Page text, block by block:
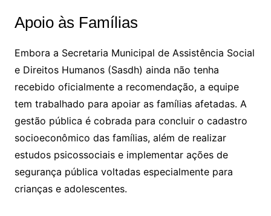
Apoio às Famílias
Embora a Secretaria Municipal de Assistência Social
e Direitos Humanos (Sasdh) ainda não tenha
recebido oficialmente a recomendação, a equipe
tem trabalhado para apoiar as famílias afetadas. A
gestão pública é cobrada para concluir o cadastro
socioeconômico das famílias, além de realizar
estudos psicossociais e implementar ações de
segurança pública voltadas especialmente para
crianças e adolescentes.